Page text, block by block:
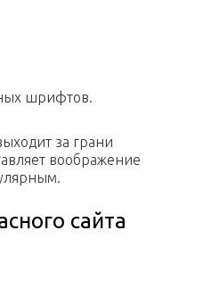
шрифтов.
за грани
воображение
сайта